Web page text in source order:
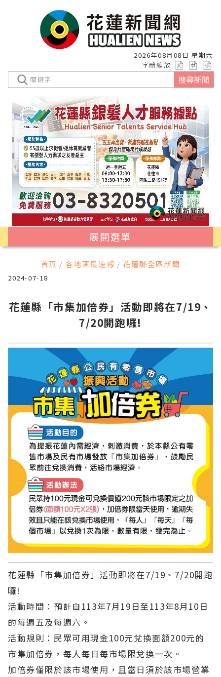
2026年08月08日 星期六
字體縮放
搜尋新聞
展開選單
首頁 / 各地區最速報 / 花蓮縣全區新聞
2024-07-18
花蓮縣「市集加倍券」活動即將在7/19、
7/20開跑囉!
花蓮縣「市集加倍券」活動即將在7/19、7/20開跑
囉!
活動時間：預計自113年7月19日至113年8月10日
的每週五及每週六。
活動規則：民眾可用現金100元兌換面額200元的
市集加倍券，每人每日每市場限兌換一次。
加倍券僅限於該市場使用，且當日須於該市場營業